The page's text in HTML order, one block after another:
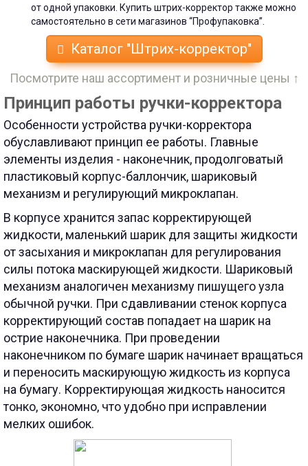
от одной упаковки. Купить штрих-корректор также можно
самостоятельно в сети магазинов “Профупаковка”.
Каталог "Штрих-корректор"
Посмотрите наш ассортимент и розничные цены ↑
Принцип работы ручки-корректора
Особенности устройства ручки-корректора
обуславливают принцип ее работы. Главные
элементы изделия - наконечник, продолговатый
пластиковый корпус-баллончик, шариковый
механизм и регулирующий микроклапан.
В корпусе хранится запас корректирующей
жидкости, маленький шарик для защиты жидкости
от засыхания и микроклапан для регулирования
силы потока маскирующей жидкости. Шариковый
механизм аналогичен механизму пишущего узла
обычной ручки. При сдавливании стенок корпуса
корректирующий состав попадает на шарик на
острие наконечника. При проведении
наконечником по бумаге шарик начинает вращаться
и переносить маскирующую жидкость из корпуса
на бумагу. Корректирующая жидкость наносится
тонко, экономно, что удобно при исправлении
мелких ошибок.